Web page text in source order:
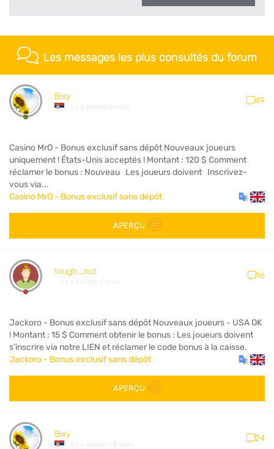
Les messages les plus consultés du forum
Bixy
il y a environ 2 mois
49
Casino MrO - Bonus exclusif sans dépôt Nouveaux joueurs
uniquement ! États-Unis acceptés ! Montant : 120 $ Comment
réclamer le bonus : Nouveau Les joueurs doivent Inscrivez-
vous via...
Casino MrO - Bonus exclusif sans dépôt
APERÇU
tough_nut
il y a environ 2 mois
16
Jackoro - Bonus exclusif sans dépôt Nouveaux joueurs - USA OK
! Montant : 15 $ Comment obtenir le bonus : Les joueurs doivent
s’inscrire via notre LIEN et réclamer le code bonus à la caisse.
Jackoro - Bonus exclusif sans dépôt
APERÇU
Bixy
il y a environ 28 jours
24